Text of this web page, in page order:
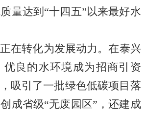
量达到“十四五”以来最好水
在转化为发展动力。在泰兴
优良的水环境成为招商引资
吸引了一批绿色低碳项目落
成省级“无废园区”，还建成